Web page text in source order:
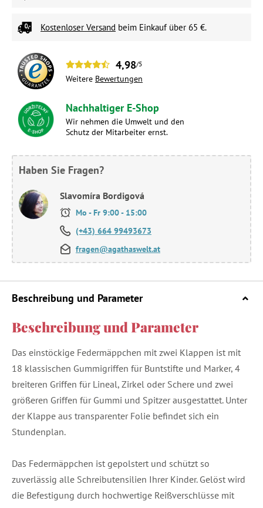
Kostenloser Versand beim Einkauf über 65 €.
4,98/5
Weitere Bewertungen
Nachhaltiger E-Shop
Wir nehmen die Umwelt und den
Schutz der Mitarbeiter ernst.
Haben Sie Fragen?
Slavomíra Bordigová
Mo - Fr 9:00 - 15:00
(+43) 664 99493673
fragen@agathaswelt.at
Beschreibung und Parameter
Beschreibung und Parameter
Das einstöckige Federmäppchen mit zwei Klappen ist mit
18 klassischen Gummigriffen für Buntstifte und Marker, 4
breiteren Griffen für Lineal, Zirkel oder Schere und zwei
größeren Griffen für Gummi und Spitzer ausgestattet. Unter
der Klappe aus transparenter Folie befindet sich ein
Stundenplan.
Das Federmäppchen ist gepolstert und schützt so
zuverlässig alle Schreibutensilien Ihrer Kinder. Gelöst wird
die Befestigung durch hochwertige Reißverschlüsse mit